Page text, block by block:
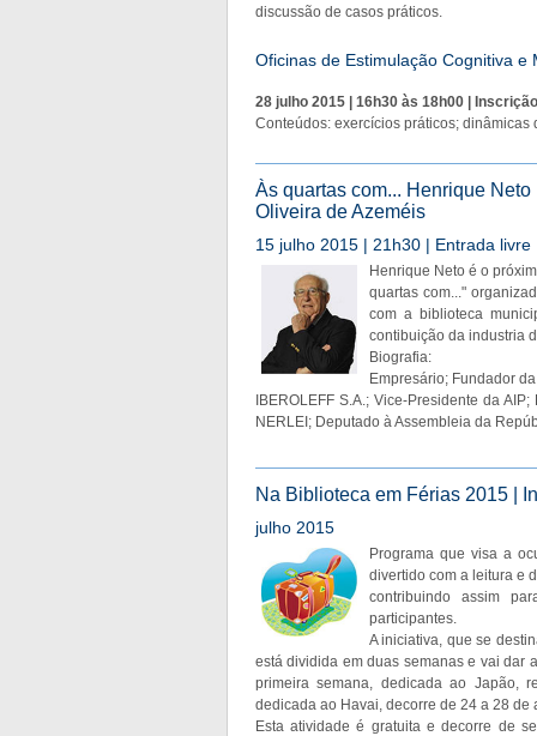
discussão de casos práticos.
Oficinas de Estimulação Cognitiva e
28 julho 2015 | 16h30 às 18h00 |
Conteúdos: exercícios práticos; dinâmicas
Às quartas com... Henrique
Oliveira de Azeméis
15 julho 2015 | 21h30 | Entrada livre
Henrique Neto é o
quartas com..."
com a biblioteca
contibuição da industria
Biografia:
Empresário; Fundador
IBEROLEFF S.A.; Vice-Presidente da
NERLEI; Deputado à Assembleia da
Na Biblioteca em Férias 2015 |
julho 2015
Programa que visa a
divertido com a leitura e
contribuindo assim
participantes.
A iniciativa, que se
está dividida em duas semanas e vai dar
primeira semana, dedicada ao Japão,
dedicada ao Havai, decorre de 24 a 28 de
Esta atividade é gratuita e decorre de